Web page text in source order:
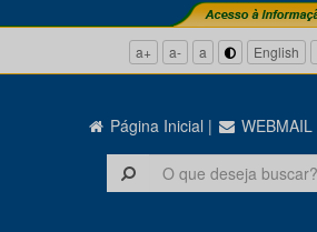
a+ a- a English
Página Inicial | WEBMAIL